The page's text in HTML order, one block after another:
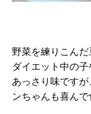
野菜を練りこん
ダイエット中の子
あっさり味です
ンちゃんも喜んで